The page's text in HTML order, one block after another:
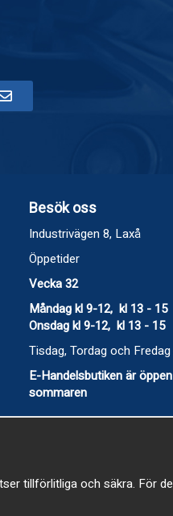
Besök oss
Industrivägen 8, Laxå
Öppetider
Vecka 32
Måndag kl 9-12, kl 13 - 15
Onsdag kl 9-12, kl 13 - 15
Tisdag, Tordag och
E-Handelsbutiken är
sommaren
tillförlitliga och säkra. För